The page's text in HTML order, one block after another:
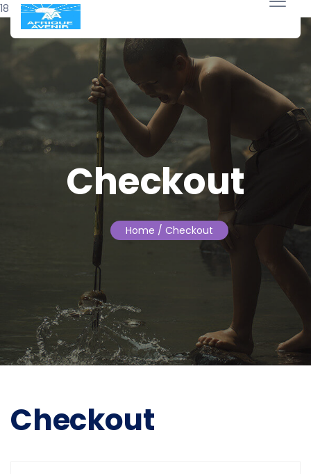
18 avril 2018
Checkout
Home / Checkout
Checkout